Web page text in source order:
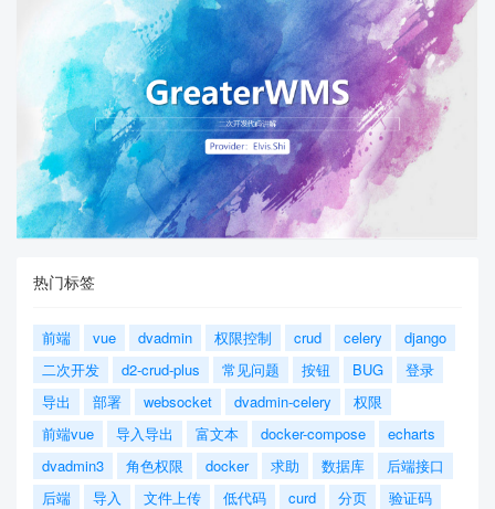
热门标签
前端 vue dvadmin 权限控制 crud celery
django
二次开发
d2-crud-plus 常见问题 按钮 BUG
登录
导出
部署 websocket dvadmin-celery
权限
前端vue
导入导出 富文本 docker-compose
echarts
dvadmin3
角色权限 docker 求助 数据库
后端接口
后端
导入 文件上传 低代码 curd 分页
验证码